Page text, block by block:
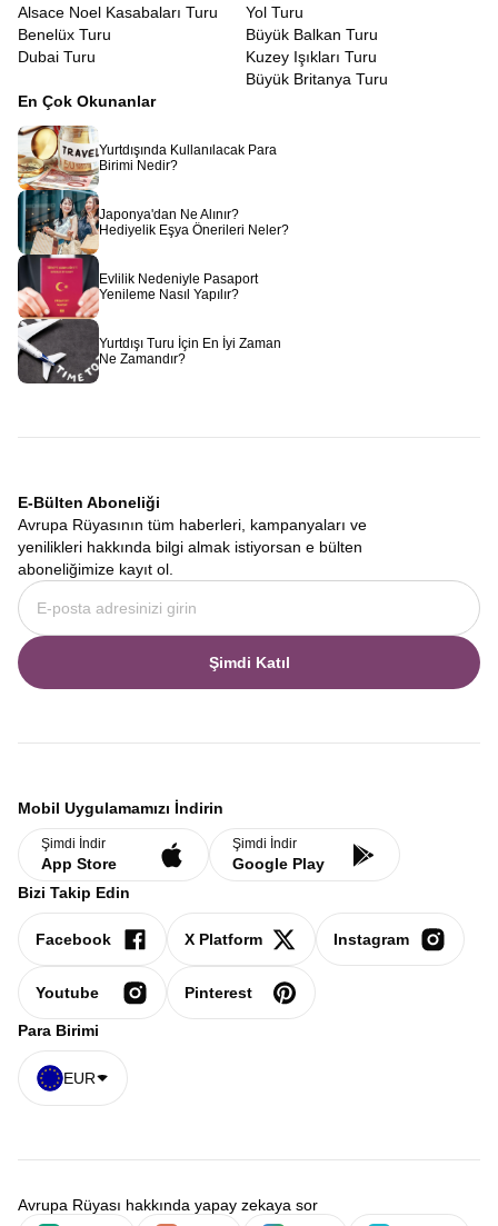
Alsace Noel Kasabaları Turu
Benelüx Turu
Dubai Turu
Yol Turu
Büyük Balkan Turu
Kuzey Işıkları Turu
Büyük Britanya Turu
En Çok Okunanlar
Yurtdışında Kullanılacak Para
Birimi Nedir?
Japonya'dan Ne Alınır?
Hediyelik Eşya Önerileri Neler?
Evlilik Nedeniyle Pasaport
Yenileme Nasıl Yapılır?
Yurtdışı Turu İçin En İyi Zaman
Ne Zamandır?
E-Bülten Aboneliği
Avrupa Rüyasının tüm haberleri, kampanyaları ve
yenilikleri hakkında bilgi almak istiyorsan e bülten
aboneliğimize kayıt ol.
Şimdi Katıl
Mobil Uygulamamızı İndirin
Şimdi İndir
App Store
Şimdi İndir
Google Play
Bizi Takip Edin
Facebook X Platform Instagram
Youtube Pinterest
Para Birimi
EUR
Avrupa Rüyası hakkında yapay zekaya sor